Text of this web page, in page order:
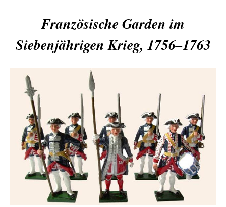
Französische Garden im
Siebenjährigen Krieg, 1756–1763